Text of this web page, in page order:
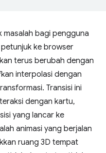
masalah bagi pengguna
ke browser
terus berubah dengan
interpolasi dengan
Transisi ini
dengan kartu,
yang lancar ke
animasi yang berjalan
ruang 3D tempat